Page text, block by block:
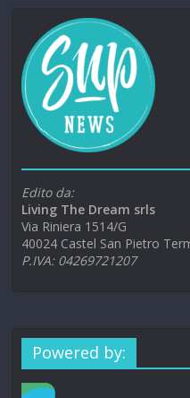
Edito da:
Living The Dream srls
Via Riniera 1514/G
40024 Castel San Pietro
P.IVA: 04269721207
Powered by: